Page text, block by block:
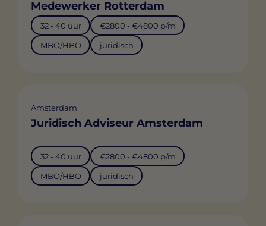
Medewerker Rotterdam
32 - 40 uur €2800 - €4800 p/m
MBO/HBO juridisch
Amsterdam
Juridisch Adviseur Amsterdam
32 - 40 uur €2800 - €4800 p/m
MBO/HBO juridisch